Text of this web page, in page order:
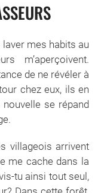
mes habits au
m’aperçoivent.
de ne révéler à
chez eux, ils en
se répand
villageois arrivent
me cache dans la
tu ainsi tout seul,